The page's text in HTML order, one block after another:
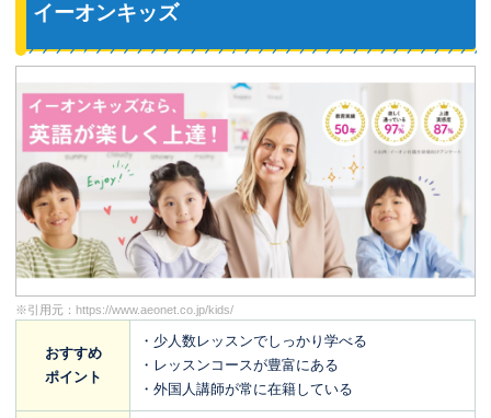
イーオンキッズ
※引用元： https://www.aeonet.co.jp/kids/
おすすめ
ポイント
・少人数レッスンでしっかり学べる
・レッスンコースが豊富にある
・外国人講師が常に在籍している